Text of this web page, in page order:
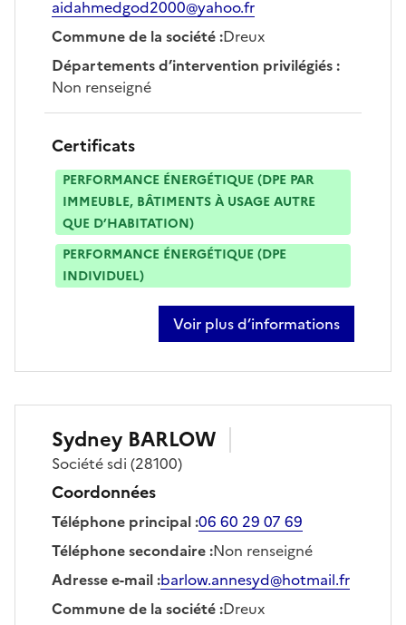
aidahmedgod2000@yahoo.fr
Commune de la société:Dreux
Départements d’intervention privilégiés:
Non renseigné
Certificats
PERFORMANCE ÉNERGÉTIQUE (DPE PAR
IMMEUBLE, BÂTIMENTS À USAGE AUTRE
QUE D’HABITATION)
PERFORMANCE ÉNERGÉTIQUE (DPE
INDIVIDUEL)
Voir plus d’informations
sur ahmed abdillahi hamed
Sydney BARLOW
Sociétésdi (28100)
Coordonnées
Téléphone principal:06 60 29 07 69
Téléphone secondaire:Non renseigné
Adresse e-mail:barlow.annesyd@hotmail.fr
Commune de la société:Dreux